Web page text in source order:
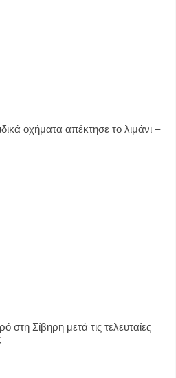
οχήματα απέκτησε το λιμάνι –
στη Σίβηρη μετά τις τελευταίες